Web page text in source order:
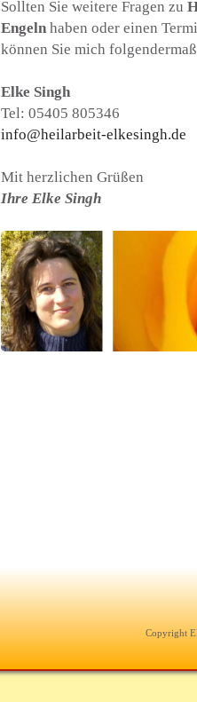
Sollten Sie weitere Fragen zu
Engeln haben oder einen
können Sie mich
Elke Singh
Tel: 05405 805346
info@heilarbeit-elkesingh.de
Mit herzlichen Grüßen
Ihre Elke Singh
Copyright